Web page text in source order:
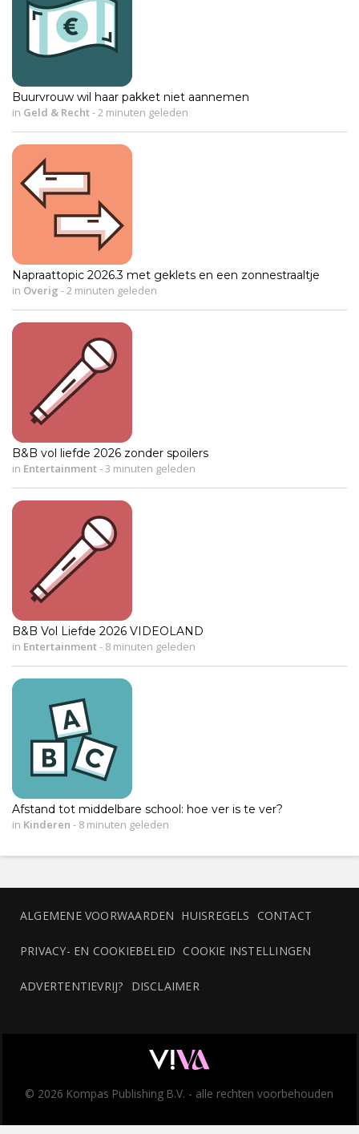
Buurvrouw wil haar pakket niet aannemen
in Geld & Recht-2 minuten geleden
Napraattopic 2026.3 met geklets en een zonnestraaltje
in Overig -2 minuten geleden
B&B vol liefde 2026 zonder spoilers
in Entertainment-3 minuten geleden
B&B Vol Liefde 2026 VIDEOLAND
in Entertainment- 8 minuten geleden
Afstand tot middelbare school: hoe ver is te ver?
in Kinderen - 8 minuten geleden
ALGEMENE VOORWAARDEN HUISREGELS CONTACT
PRIVACY- EN COOKIEBELEID COOKIE INSTELLINGEN
ADVERTENTIEVRIJ? DISCLAIMER
© 2026 Kompas Publishing B.V. - alle rechten voorbehouden